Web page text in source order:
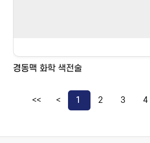
경동맥 화학 색전술
<< < 1 2 3 4